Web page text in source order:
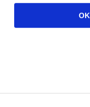
OK
B-1040 Brussel – België
Volg ons